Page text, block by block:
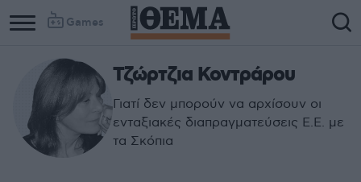
Games
Τζώρτζια Κοντράρου
Γιατί δεν μπορούν να αρχίσουν οι
ενταξιακές διαπραγματεύσεις Ε.Ε. με
τα Σκόπια